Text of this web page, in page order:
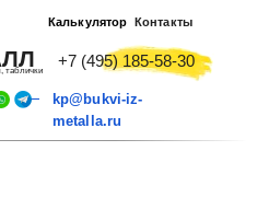
Калькулятор
+7 (495) 185-58-30
kp@bukvi-iz-
metalla.ru
Контакты
таблички